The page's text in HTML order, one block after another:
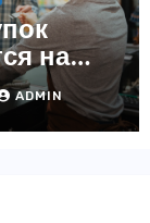
на
ADMIN